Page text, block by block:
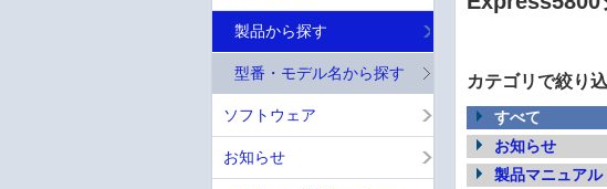
カテゴリで絞り
すべて
お知らせ
製品マニュアル
製品から探す
型番・モデル名から探す
ソフトウェア
お知らせ